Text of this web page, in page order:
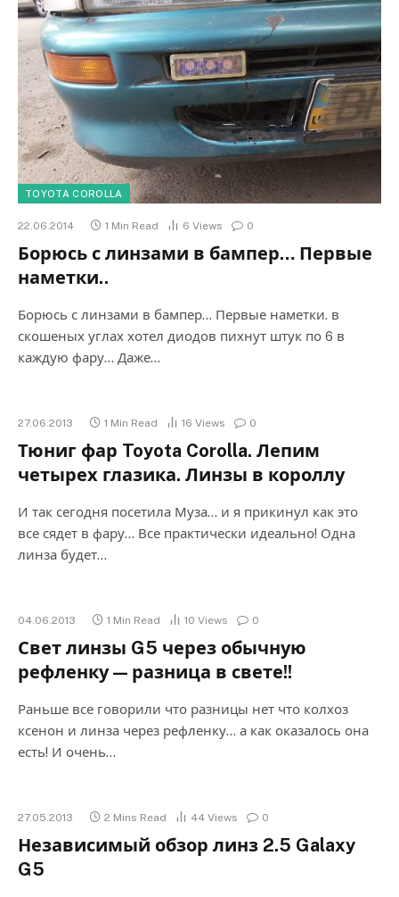
TOYOTA COROLLA
22.06.2014 1 Min Read 6 Views 0
Борюсь с линзами в бампер… Первые
наметки..
Борюсь с линзами в бампер… Первые наметки. в
скошеных углах хотел диодов пихнут штук по 6 в
каждую фару… Даже…
27.06.2013 1 Min Read 16 Views 0
Тюниг фар Toyota Corolla. Лепим
четырех глазика. Линзы в короллу
И так сегодня посетила Муза… и я прикинул как это
все сядет в фару… Все практически идеально! Одна
линза будет…
04.06.2013 1 Min Read 10 Views 0
Свет линзы G5 через обычную
рефленку — разница в свете!!
Раньше все говорили что разницы нет что колхоз
ксенон и линза через рефленку… а как оказалось она
есть! И очень…
27.05.2013 2 Mins Read 44 Views 0
Независимый обзор линз 2.5 Galaxy
G5